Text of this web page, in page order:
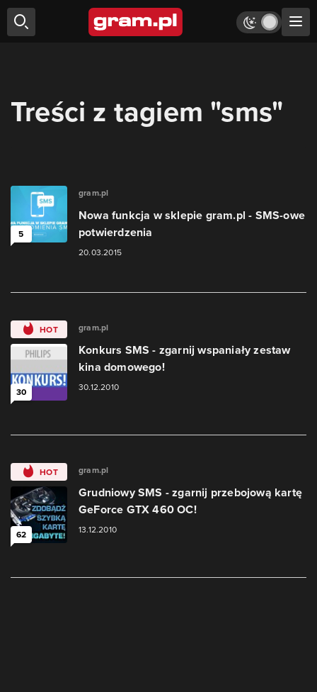
Treści z tagiem "sms"
5
gram.pl
Nowa funkcja w sklepie gram.pl - SMS-owe
potwierdzenia
20.03.2015
HOT
30
gram.pl
Konkurs SMS - zgarnij wspaniały zestaw
kina domowego!
30.12.2010
HOT
62
gram.pl
Grudniowy SMS - zgarnij przebojową kartę
GeForce GTX 460 OC!
13.12.2010